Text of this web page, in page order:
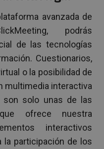
avanzada de
podrás
de las tecnologías
Cuestionarios,
o la posibilidad de
multimedia interactiva
solo unas de las
ofrece nuestra
interactivos
la participación de los